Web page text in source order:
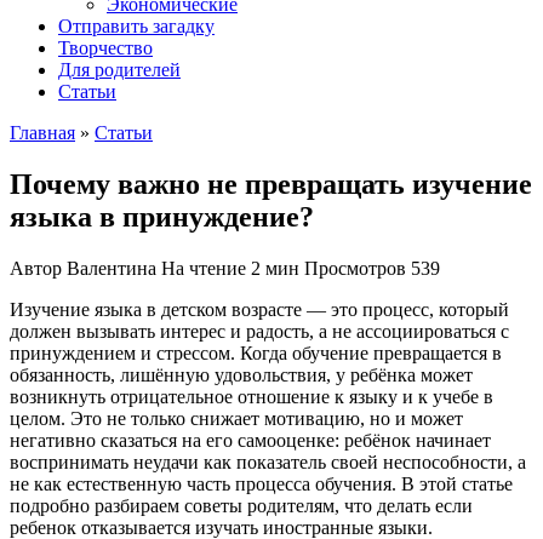
Экономические
Отправить загадку
Творчество
Для родителей
Статьи
Главная » Статьи
Почему важно не превращать изучение
языка в принуждение?
Автор Валентина На чтение 2 мин Просмотров 539
Изучение языка в детском возрасте — это процесс, который
должен вызывать интерес и радость, а не ассоциироваться с
принуждением и стрессом. Когда обучение превращается в
обязанность, лишённую удовольствия, у ребёнка может
возникнуть отрицательное отношение к языку и к учебе в
целом. Это не только снижает мотивацию, но и может
негативно сказаться на его самооценке: ребёнок начинает
воспринимать неудачи как показатель своей неспособности, а
не как естественную часть процесса обучения. В этой статье
подробно разбираем советы родителям, что делать если
ребенок отказывается изучать иностранные языки.